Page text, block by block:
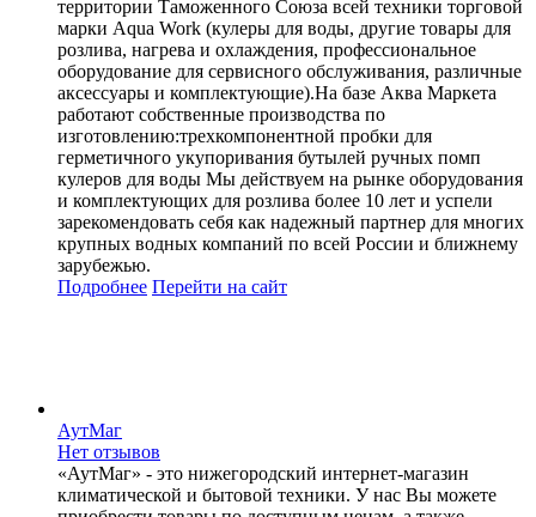
территории Таможенного Союза всей техники торговой
марки Aqua Work (кулеры для воды, другие товары для
розлива, нагрева и охлаждения, профессиональное
оборудование для сервисного обслуживания, различные
аксессуары и комплектующие).На базе Аква Маркета
работают собственные производства по
изготовлению:трехкомпонентной пробки для
герметичного укупоривания бутылей ручных помп
кулеров для воды Мы действуем на рынке оборудования
и комплектующих для розлива более 10 лет и успели
зарекомендовать себя как надежный партнер для многих
крупных водных компаний по всей России и ближнему
зарубежью.
Подробнее Перейти на сайт
АутМаг
Нет отзывов
«АутМаг» - это нижегородский интернет-магазин
климатической и бытовой техники. У нас Вы можете